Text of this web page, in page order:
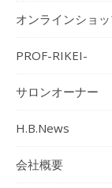
オンラインショ
PROF-RIKEI-
サロンオーナー
H.B.News
会社概要